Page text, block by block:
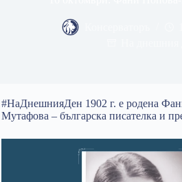
#НаДнешнияДен 1902 г. е родена
Мутафова – българска писателка и